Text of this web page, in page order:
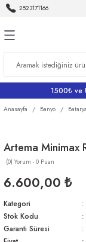
2523171166
1500₺ ve
Anasayfa Banyo
Artema Minimax
(0) Yorum - 0 Puan
6.600,00 ₺
Kategori
Stok Kodu
Garanti Süresi